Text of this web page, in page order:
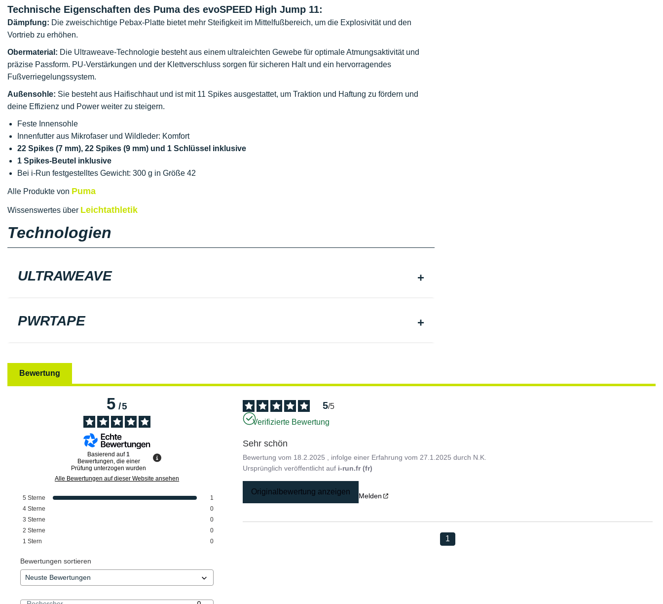
Technische Eigenschaften des Puma des evoSPEED High Jump 11:
Dämpfung: Die zweischichtige Pebax-Platte bietet mehr Steifigkeit im Mittelfußbereich, um die Explosivität und den
Vortrieb zu erhöhen.
Obermaterial: Die Ultraweave-Technologie besteht aus einem ultraleichten Gewebe für optimale Atmungsaktivität und
präzise Passform. PU-Verstärkungen und der Klettverschluss sorgen für sicheren Halt und ein hervorragendes
Fußverriegelungssystem.
Außensohle: Sie besteht aus Haifischhaut und ist mit 11 Spikes ausgestattet, um Traktion und Haftung zu fördern und
deine Effizienz und Power weiter zu steigern.
Feste Innensohle
Innenfutter aus Mikrofaser und Wildleder: Komfort
22 Spikes (7 mm), 22 Spikes (9 mm) und 1 Schlüssel inklusive
1 Spikes-Beutel inklusive
Bei i-Run festgestelltes Gewicht: 300 g in Größe 42
Alle Produkte von Puma
Wissenswertes über Leichtathletik
Technologien
ULTRAWEAVE
PWRTAPE
Bewertung
5/5
Basierend auf1
Bewertungen, die einer
Prüfung unterzogen wurden
Alle Bewertungen auf dieser Website ansehen
5 Sterne
1
4 Sterne
0
3 Sterne
0
2 Sterne
0
1 Stern 0
Bewertungen sortieren
5/5
Verifizierte Bewertung
Sehr schön
Bewertung vom 18.2.2025 , infolge einer Erfahrung vom 27.1.2025 durch N.K.
Ursprünglich veröffentlicht auf i-run.fr (fr)
Originalbewertung anzeigen Melden
1